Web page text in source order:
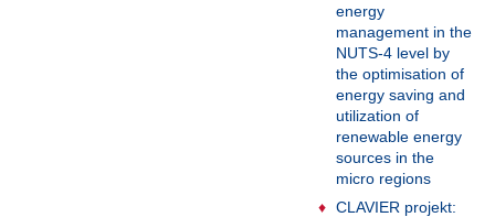
energy
management in the
NUTS-4 level by
the optimisation of
energy saving and
utilization of
renewable energy
sources in the
micro regions
CLAVIER projekt: